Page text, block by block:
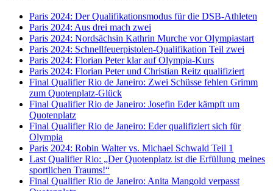
Paris 2024: Der Qualifikationsmodus für die DSB-Athleten
Paris 2024: Aus drei mach zwei
Paris 2024: Nordsächsin Kathrin Murche vor Olympiastart
Paris 2024: Schnellfeuerpistolen-Qualifikation Teil zwei
Paris 2024: Florian Peter klar auf Olympia-Kurs
Paris 2024: Florian Peter und Christian Reitz qualifiziert
Final Qualifier Rio de Janeiro: Zwei Schüsse fehlen Grimm
zum Quotenplatz-Glück
Final Qualifier Rio de Janeiro: Josefin Eder kämpft um
Quotenplatz
Final Qualifier Rio de Janeiro: Eder qualifiziert sich für
Olympia
Paris 2024: Robin Walter vs. Michael Schwald Teil 1
Last Qualifier Rio: „Der Quotenplatz ist die Erfüllung meines
sportlichen Traums!“
Final Qualifier Rio de Janeiro: Anita Mangold verpasst